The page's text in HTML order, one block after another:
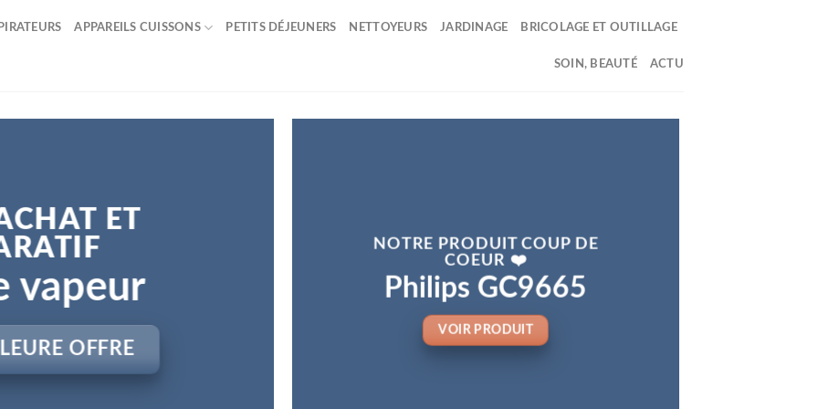
APPAREILS CUISSONS PETITS DÉJEUNERS NETTOYEURS JARDINAGE BRICOLAGE ET OUTILLAGE
SOIN, BEAUTÉ ACTU
ET
vapeur
OFFRE
NOTRE PRODUIT COUP DE
COEUR ❤️
Philips GC9665
VOIR PRODUIT